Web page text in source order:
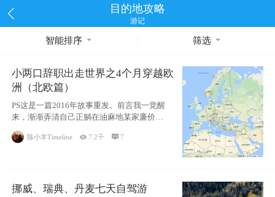
目的地攻略
游记
智能排序 筛选
小两口辞职出走世界之4个月穿越欧
洲（北欧篇）
PS这是一篇2016年故事重发。前言我一觉醒
来，渐渐弄清自己正躺在油麻地某家廉价宾
馆
陈小羊Timeline 7.2千 7
挪威、瑞典、丹麦七天自驾游